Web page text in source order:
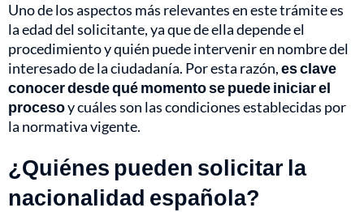
Uno de los aspectos más relevantes en este trámite es
la edad del solicitante, ya que de ella depende el
procedimiento y quién puede intervenir en nombre del
interesado de la ciudadanía. Por esta razón,es clave
conocer desde qué momento se puede iniciar el
procesoy cuáles son las condiciones establecidas por
la normativa vigente.
¿Quiénes pueden solicitar la
nacionalidad española?